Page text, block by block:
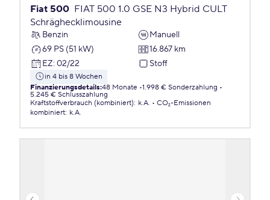
Fiat 500 FIAT 500 1.0 GSE N3 Hybrid CULT
Schräghecklimousine
Benzin
Manuell
69 PS (51 kW)
16.867 km
EZ: 02/22 Stoff
in 4 bis 8 Wochen
Finanzierungsdetails:48 Monate 1.998 € Sonderzahlung
5.245 € Schlusszahlung
Kraftstoffverbrauch (kombiniert): k.A.
CO₂-Emissionen
kombiniert: k.A.